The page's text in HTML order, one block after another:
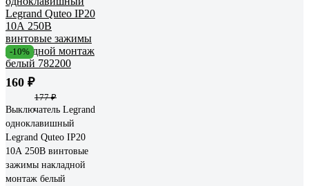
-10%
160 ₽
177 ₽
Выключатель Legrand
одноклавишный
Legrand Quteo IP20
10А 250В винтовые
зажимы накладной
монтаж белый